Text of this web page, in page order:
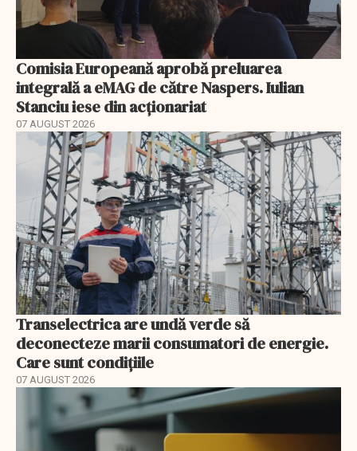
Comisia Europeană aprobă preluarea
integrală a eMAG de către Naspers. Iulian
Stanciu iese din acționariat
07 AUGUST 2026
Transelectrica are undă verde să
deconecteze marii consumatori de energie.
Care sunt condițiile
07 AUGUST 2026